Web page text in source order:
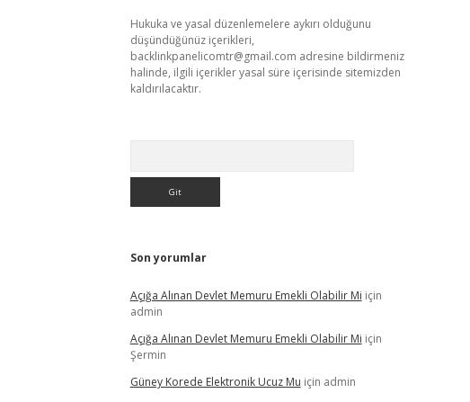
Hukuka ve yasal düzenlemelere aykırı olduğunu
düşündüğünüz içerikleri,
backlinkpanelicomtr@gmail.com adresine bildirmeniz
halinde, ilgili içerikler yasal süre içerisinde sitemizden
kaldırılacaktır.
Son yorumlar
Açığa Alınan Devlet Memuru Emekli Olabilir Mi için
admin
Açığa Alınan Devlet Memuru Emekli Olabilir Mi için
Şermin
Güney Korede Elektronik Ucuz Mu için admin